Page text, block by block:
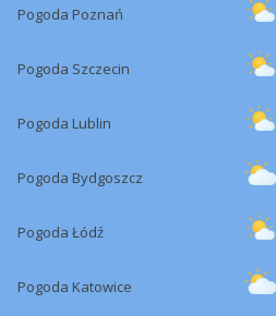
Pogoda Poznań
Pogoda Szczecin
Pogoda Lublin
Pogoda Bydgoszcz
Pogoda Łódź
Pogoda Katowice